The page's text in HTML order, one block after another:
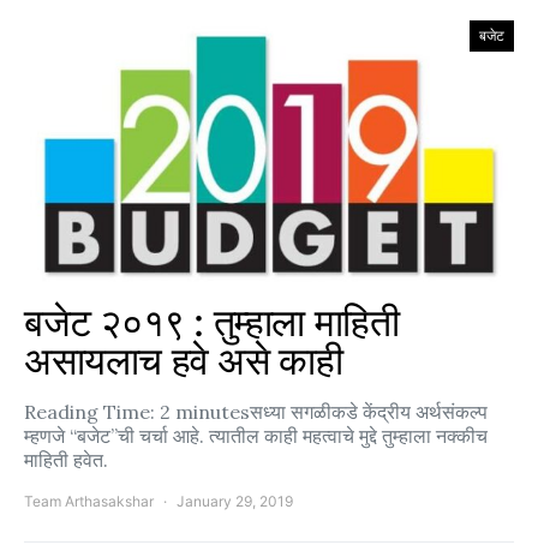
बजेट
बजेट २०१९ : तुम्हाला माहिती
असायलाच हवे असे काही
Reading Time: 2 minutesसध्या सगळीकडे केंद्रीय अर्थसंकल्प
म्हणजे “बजेट”ची चर्चा आहे. त्यातील काही महत्वाचे मुद्दे तुम्हाला नक्कीच
माहिती हवेत.
Team Arthasakshar January 29, 2019